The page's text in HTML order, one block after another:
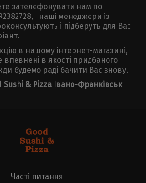
зателефонувати нам по
і наші менеджери із
і підберуть для Вас
в нашому інтернет-магазині,
впевнені в якості придбаного
будемо раді бачити Вас знову.
Sushi & Pizza Івано-Франківськ
Часті питання